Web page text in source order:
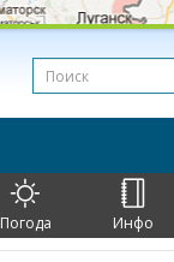
Погода Инфо